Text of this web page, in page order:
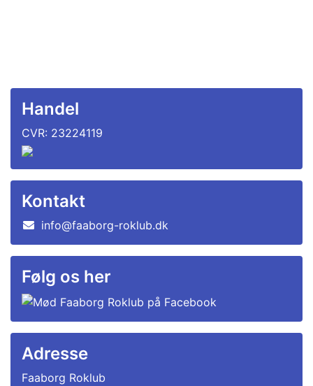
Handel
CVR: 23224119
Kontakt
info@faaborg-roklub.dk
Følg os her
Adresse
Faaborg Roklub